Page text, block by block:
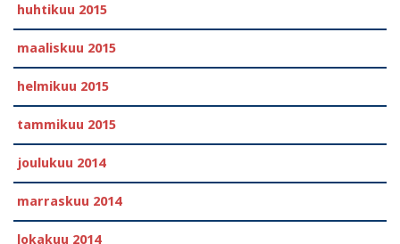
huhtikuu 2015
maaliskuu 2015
helmikuu 2015
tammikuu 2015
joulukuu 2014
marraskuu 2014
lokakuu 2014